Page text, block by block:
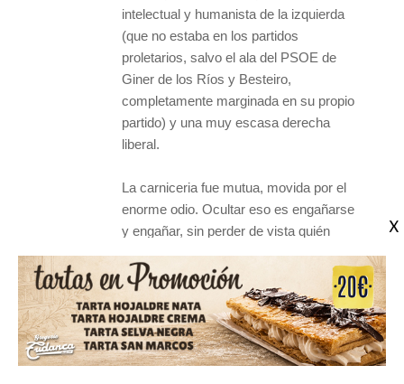
intelectual y humanista de la izquierda
(que no estaba en los partidos
proletarios, salvo el ala del PSOE de
Giner de los Ríos y Besteiro,
completamente marginada en su propio
partido) y una muy escasa derecha
liberal.
La carniceria fue mutua, movida por el
enorme odio. Ocultar eso es engañarse
y engañar, sin perder de vista quién
desencadenó la tragedia.
También es engañarse y engañar, que
una vez terminada la guerra, unos
pidieron honrar y enterrar a sus
muertos, los otros no solo ni honrrarlos